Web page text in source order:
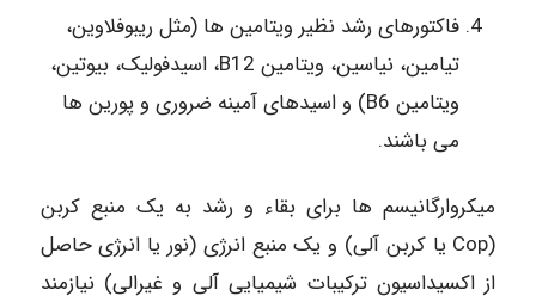
فاکتورهای رشد نظیر ویتامین ها (مثل ریبوفلاوین،
تیامین، نیاسین، ویتامین B12، اسیدفولیک، بیوتین،
ویتامین B6) و اسیدهای آمینه ضروری و پورین ها
می باشند.
میکروارگانیسم ها برای بقاء و رشد به یک منبع کربن
(Cop یا کربن آلی) و یک منبع انرژی (نور یا انرژی حاصل
از اکسیداسیون ترکیبات شیمیایی آلی و غیرالی) نیازمند